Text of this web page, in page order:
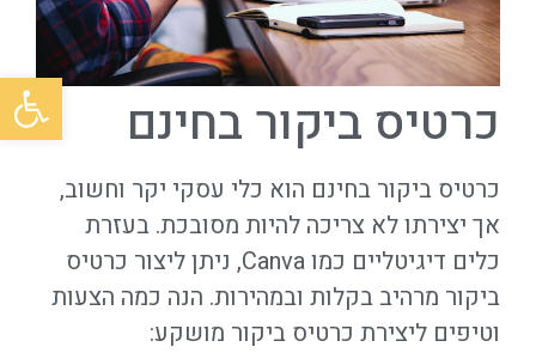
פתח
כרטיס ביקור בחינם
כרטיס ביקור בחינם הוא כלי עסקי יקר וחשוב,
אך יצירתו לא צריכה להיות מסובכת. בעזרת
כלים דיגיטליים כמו Canva, ניתן ליצור כרטיס
ביקור מרהיב בקלות ובמהירות. הנה כמה הצעות
וטיפים ליצירת כרטיס ביקור מושקע: